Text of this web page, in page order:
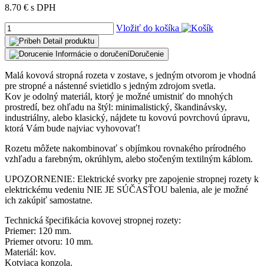
8.70 € s DPH
Vložiť do košíka
Detail produktu
Informácie o doručeníDoručenie
Malá kovová stropná rozeta v zostave, s jedným otvorom je vhodná
pre stropné a nástenné svietidlo s jedným zdrojom svetla.
Kov je odolný materiál, ktorý je možné umistniť do mnohých
prostredí, bez ohľadu na štýl: minimalistický, škandinávsky,
industriálny, alebo klasický, nájdete tu kovovú povrchovú úpravu,
ktorá Vám bude najviac vyhovovať!
Rozetu môžete nakombinovať s objímkou rovnakého prírodného
vzhľadu a farebným, okrúhlym, alebo stočeným textilným káblom.
UPOZORNENIE: Elektrické svorky pre zapojenie stropnej rozety k
elektrickému vedeniu NIE JE SÚČASŤOU balenia, ale je možné
ich zakúpiť samostatne.
Technická špecifikácia kovovej stropnej rozety:
Priemer: 120 mm.
Priemer otvoru: 10 mm.
Materiál: kov.
Kotviaca konzola.